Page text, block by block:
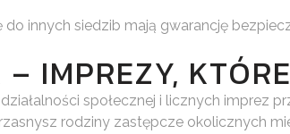
innych siedzib mają gwarancję
IMPREZY,
społecznej i licznych
rodziny zastępcze okolicznych